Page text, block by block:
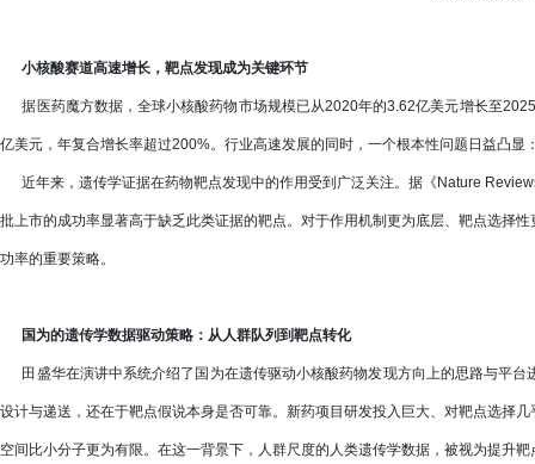
小核酸赛道高速增长，靶点发现成为关键环节
据医药魔方数据，全球小核酸药物市场规模已从2020年的3.62亿美元增长至
亿美元，年复合增长率超过200%。行业高速发展的同时，一个根本性问题日益凸
近年来，遗传学证据在药物靶点发现中的作用受到广泛关注。据《Nature
批上市的成功率显著高于缺乏此类证据的靶点。对于作用机制更为底层、靶点选择
功率的重要策略。
国为的遗传学数据驱动策略：从人群队列到靶点转化
田盛华在演讲中系统介绍了国为在遗传驱动小核酸药物发现方向上的思路与平台
设计与递送，还在于靶点假说本身是否可靠。新药项目研发投入巨大、对靶点选择
空间比小分子更为有限。在这一背景下，人群尺度的人类遗传学数据，被视为提升